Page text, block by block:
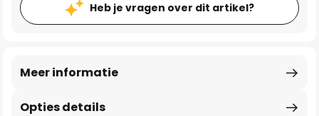
Heb je vragen over dit artikel?
Opties details
Meer informatie